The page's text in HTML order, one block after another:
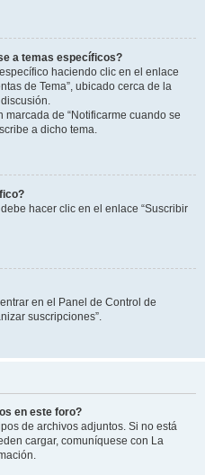
a temas específicos?
haciendo clic en el enlace
de Tema”, ubicado cerca de la
de “Notificarme cuando se
a dicho tema.
hacer clic en el enlace “Suscribir
en el Panel de Control de
suscripciones”.
en este foro?
de archivos adjuntos. Si no está
cargar, comuníquese con La